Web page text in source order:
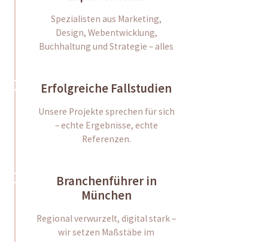
Spezialisten aus Marketing,
Design, Webentwicklung,
Buchhaltung und Strategie – alles
Erfolgreiche Fallstudien
Unsere Projekte sprechen für sich
– echte Ergebnisse, echte
Referenzen.
Branchenführer in
München
Regional verwurzelt, digital stark –
wir setzen Maßstäbe im